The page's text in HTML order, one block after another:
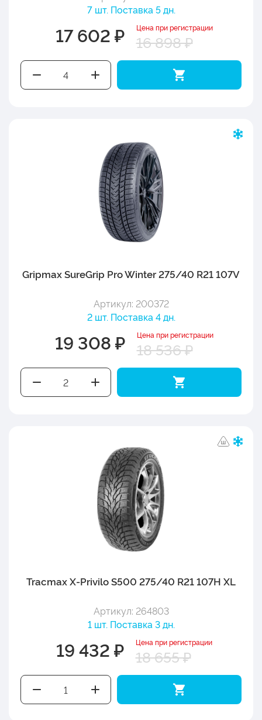
7 шт. Поставка 5 дн.
17 602 ₽ Цена при регистрации
16 898 ₽
Gripmax SureGrip Pro Winter 275/40 R21 107V
Артикул: 200372
2 шт. Поставка 4 дн.
19 308 ₽ Цена при регистрации
18 536 ₽
Tracmax X-Privilo S500 275/40 R21 107H XL
Артикул: 264803
1 шт. Поставка 3 дн.
19 432 ₽ Цена при регистрации
18 655 ₽